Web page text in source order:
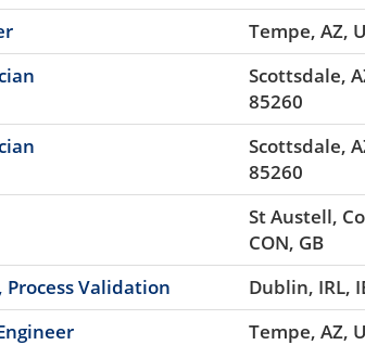
Tempe, AZ,
Scottsdale,
85260
Scottsdale,
85260
St Austell,
CON, GB
Validation Dublin, IRL,
Tempe, AZ,